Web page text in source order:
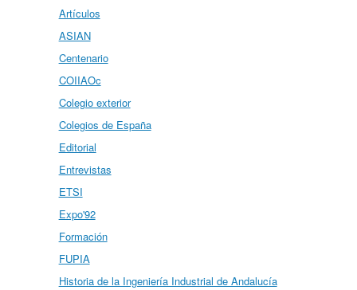
Artículos
ASIAN
Centenario
COIIAOc
Colegio exterior
Colegios de España
Editorial
Entrevistas
ETSI
Expo'92
Formación
FUPIA
Historia de la Ingeniería Industrial de Andalucía